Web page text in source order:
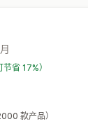
省 17%）
款产品）